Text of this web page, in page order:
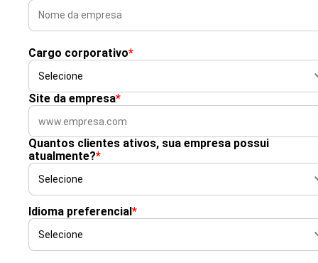
Cargo corporativo*
Site da empresa*
Quantos clientes ativos, sua empresa possui
atualmente?*
Idioma preferencial*